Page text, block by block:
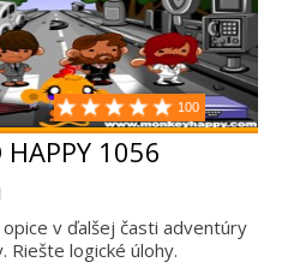
100
HAPPY 1056
v ďalšej časti adventúry
Riešte logické úlohy.